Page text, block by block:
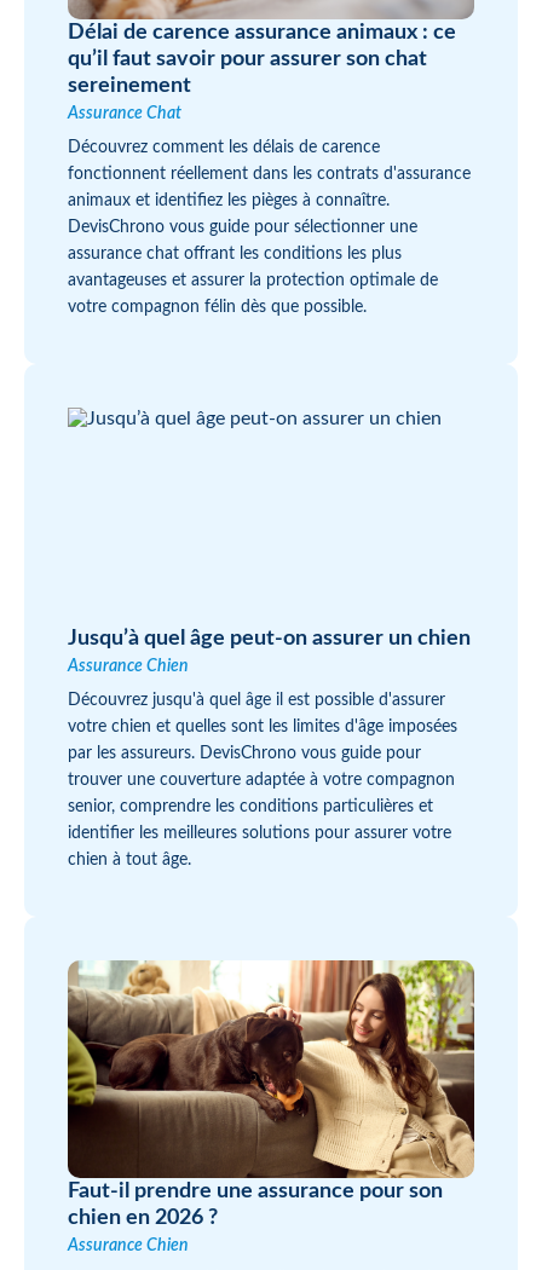
Délai de carence assurance animaux : ce
qu’il faut savoir pour assurer son chat
sereinement
Assurance Chat
Découvrez comment les délais de carence
fonctionnent réellement dans les contrats d'assurance
animaux et identifiez les pièges à connaître.
DevisChrono vous guide pour sélectionner une
assurance chat offrant les conditions les plus
avantageuses et assurer la protection optimale de
votre compagnon félin dès que possible.
Jusqu’à quel âge peut-on assurer un chien
Assurance Chien
Découvrez jusqu'à quel âge il est possible d'assurer
votre chien et quelles sont les limites d'âge imposées
par les assureurs. DevisChrono vous guide pour
trouver une couverture adaptée à votre compagnon
senior, comprendre les conditions particulières et
identifier les meilleures solutions pour assurer votre
chien à tout âge.
Faut-il prendre une assurance pour son
chien en 2026 ?
Assurance Chien